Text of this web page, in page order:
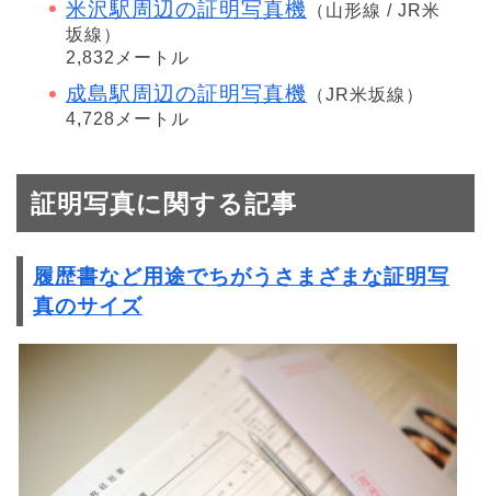
米沢駅周辺の証明写真機
（山形線 / JR米
坂線）
2,832メートル
成島駅周辺の証明写真機
（JR米坂線）
4,728メートル
証明写真に関する記事
履歴書など用途でちがうさまざまな証明写
真のサイズ